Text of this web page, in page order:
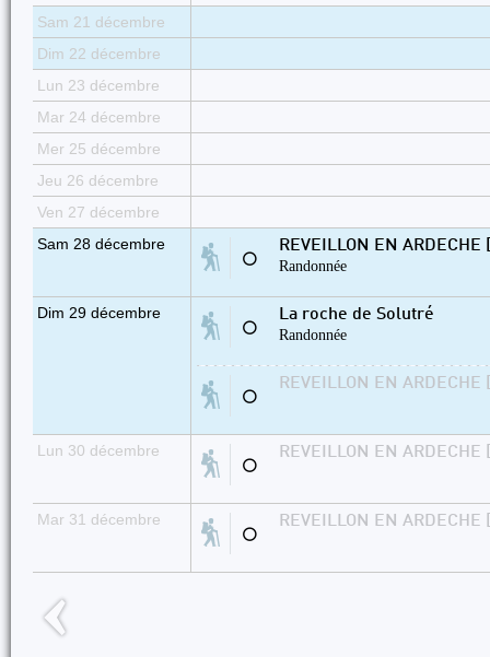
Sam 21 décembre
Dim 22 décembre
Lun 23 décembre
Mar 24 décembre
Mer 25 décembre
Jeu 26 décembre
Ven 27 décembre
Sam 28 décembre
⚪
REVEILLON EN
Randonnée
Dim 29 décembre
⚪
La roche de Solutré
Randonnée
⚪
REVEILLON EN
Lun 30 décembre
⚪
REVEILLON EN
Mar 31 décembre
⚪
REVEILLON EN